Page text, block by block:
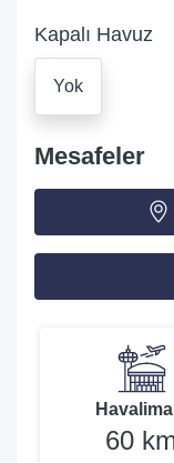
Kapalı Havuz
Yok
Mesafeler
60